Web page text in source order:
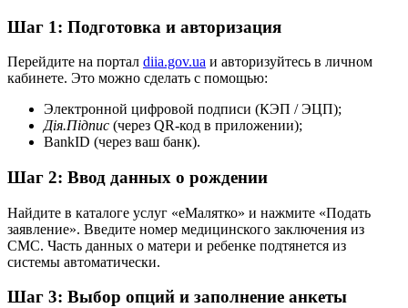
Шаг 1: Подготовка и авторизация
Перейдите на портал diia.gov.ua и авторизуйтесь в личном
кабинете. Это можно сделать с помощью:
Электронной цифровой подписи (КЭП / ЭЦП);
Дія.Підпис (через QR-код в приложении);
BankID (через ваш банк).
Шаг 2: Ввод данных о рождении
Найдите в каталоге услуг «еМалятко» и нажмите «Подать
заявление». Введите номер медицинского заключения из
СМС. Часть данных о матери и ребенке подтянется из
системы автоматически.
Шаг 3: Выбор опций и заполнение анкеты